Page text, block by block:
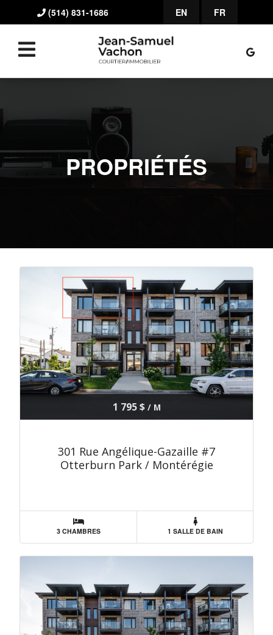
(514) 831-1686 EN FR
PROPRIÉTÉS
1 795 $/ M
301 Rue Angélique-Gazaille #7
Otterburn Park / Montérégie
3 CHAMBRES 1 SALLE DE BAIN